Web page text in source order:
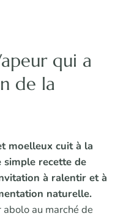
qui a
de la
moelleux cuit à la
simple recette de
à ralentir et à
naturelle.
abolo au marché de